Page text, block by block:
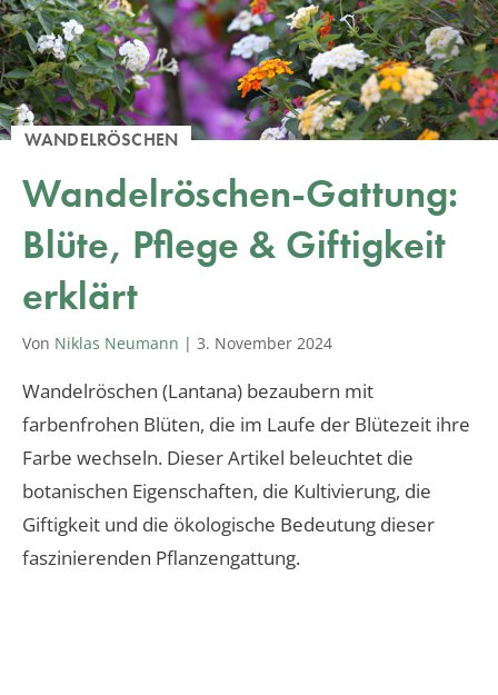
WANDELRÖSCHEN
Wandelröschen-Gattung:
Blüte, Pflege & Giftigkeit
erklärt
Von Niklas Neumann | 3. November 2024
Wandelröschen (Lantana) bezaubern mit
farbenfrohen Blüten, die im Laufe der Blütezeit ihre
Farbe wechseln. Dieser Artikel beleuchtet die
botanischen Eigenschaften, die Kultivierung, die
Giftigkeit und die ökologische Bedeutung dieser
faszinierenden Pflanzengattung.